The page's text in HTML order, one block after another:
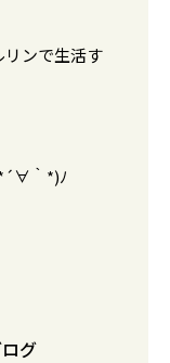
リンで生活す
｀*)ﾉ
グ